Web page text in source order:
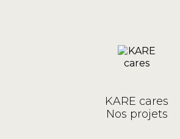
KARE cares
Nos projets